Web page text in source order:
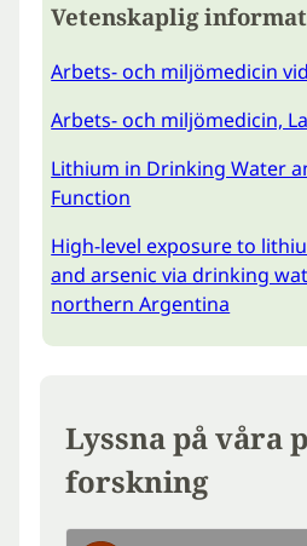
Vetenskaplig
Arbets- och miljömedicin
Arbets- och miljömedicin,
Lithium in Drinking Water
Function
High-level exposure to
and arsenic via drinking
northern Argentina
Lyssna på våra
forskning